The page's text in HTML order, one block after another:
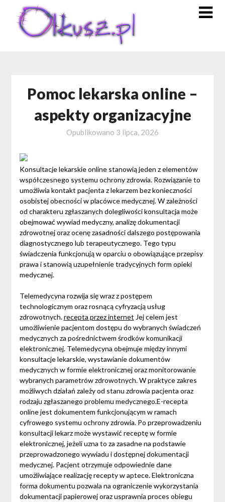
content
Pomoc lekarska online –
aspekty organizacyjne
Opublikowano 3 lipca, 2026
Konsultacje lekarskie online stanowią jeden z elementów
współczesnego systemu ochrony zdrowia. Rozwiązanie to
umożliwia kontakt pacjenta z lekarzem bez konieczności
osobistej obecności w placówce medycznej. W zależności
od charakteru zgłaszanych dolegliwości konsultacja może
obejmować wywiad medyczny, analizę dokumentacji
zdrowotnej oraz ocenę zasadności dalszego postępowania
diagnostycznego lub terapeutycznego. Tego typu
świadczenia funkcjonują w oparciu o obowiązujące przepisy
prawa i stanowią uzupełnienie tradycyjnych form opieki
medycznej.
Telemedycyna rozwija się wraz z postępem
technologicznym oraz rosnącą cyfryzacją usług
zdrowotnych.recepta przez internet Jej celem jest
umożliwienie pacjentom dostępu do wybranych świadczeń
medycznych za pośrednictwem środków komunikacji
elektronicznej. Telemedycyna obejmuje między innymi
konsultacje lekarskie, wystawianie dokumentów
medycznych w formie elektronicznej oraz monitorowanie
wybranych parametrów zdrowotnych. W praktyce zakres
możliwych działań zależy od stanu zdrowia pacjenta oraz
rodzaju zgłaszanego problemu medycznego.E-recepta
online jest dokumentem funkcjonującym w ramach
cyfrowego systemu ochrony zdrowia. Po przeprowadzeniu
konsultacji lekarz może wystawić receptę w formie
elektronicznej, jeżeli uzna to za zasadne na podstawie
przeprowadzonego wywiadu i dostępnej dokumentacji
medycznej. Pacjent otrzymuje odpowiednie dane
umożliwiające realizację recepty w aptece. Elektroniczna
forma dokumentu pozwala na ograniczenie wykorzystania
dokumentacji papierowej oraz usprawnia proces obiegu